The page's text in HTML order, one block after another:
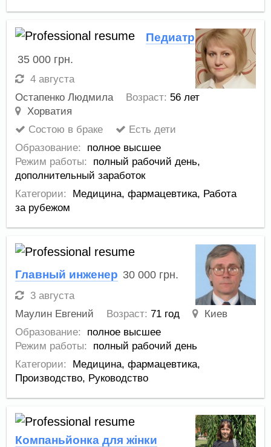
Педиатр
35 000 грн.
4 августа
Остапенко Людмила
Возраст: 56 лет
Хорватия
Состою в браке
Есть дети
Образование:
полное высшее
Режим работы:
полный рабочий день,
дополнительный заработок
Категории:
Медицина, фармацевтика, Работа
за рубежом
Главный инженер 30 000 грн.
3 августа
Маулин Евгений
Возраст: 71 год
Киев
Образование:
полное высшее
Режим работы:
полный рабочий день
Категории:
Медицина, фармацевтика,
Производство, Руководство
Компаньйонка для жінки